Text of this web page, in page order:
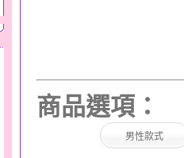
商品選項：
男性款式